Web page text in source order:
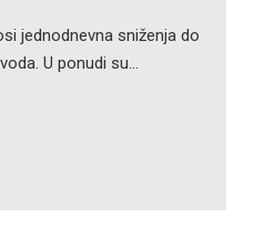
jednodnevna sniženja do
U ponudi su…